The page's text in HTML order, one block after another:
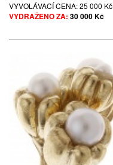
VYVOLÁVACÍ CENA:25 000 Kč
VYDRAŽENO ZA: 30 000 Kč